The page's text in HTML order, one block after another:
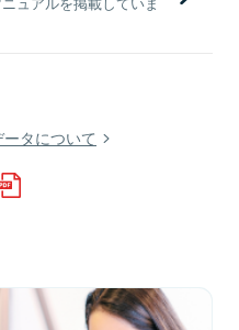
タについて